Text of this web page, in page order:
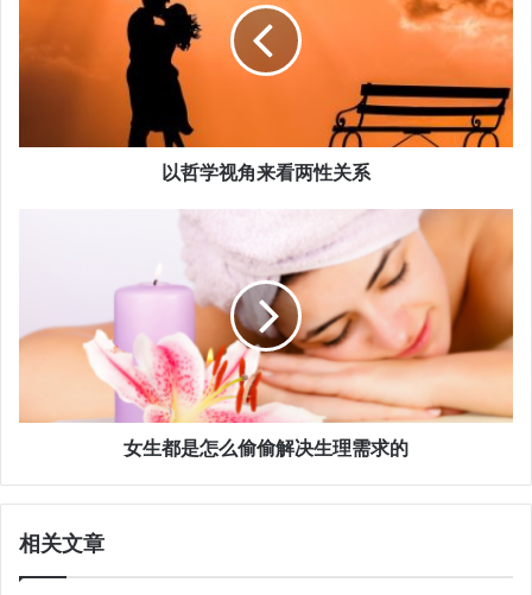
以哲学视角来看两性关系
女生都是怎么偷偷解决生理需求的
相关文章